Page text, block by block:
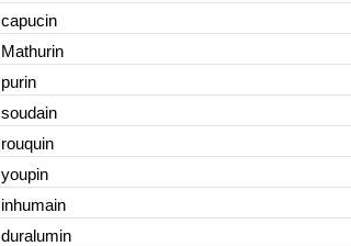
capucin
Mathurin
purin
soudain
rouquin
youpin
inhumain
duralumin